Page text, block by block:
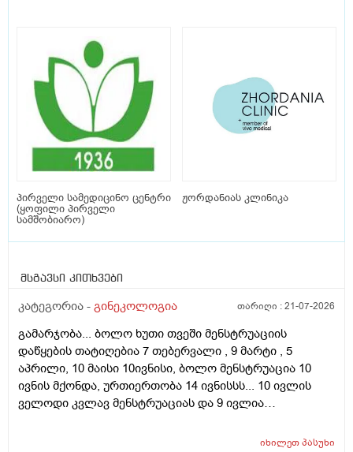
პირველი სამედიცინო ცენტრი
(ყოფილი პირველი
სამშობიარო)
ჟორდანიას კლინიკა
მსგავსი კითხვები
კატეგორია - გინეკოლოგია თარიღი :21-07-2026
გამარჯობა... ბოლო ხუთი თვეში მენსტრუაციის
დაწყების თატიღებია 7 თებერვალი , 9 მარტი , 5
აპრილი, 10 მაისი 10ივნისი, ბოლო მენსტრუაცია 10
ივნის მქონდა, ურთიერთობა 14 ივნისსს... 10 ივლის
ველოდი კვლავ მენსტრუაციას და 9 ივლია
მენსტრუაცია 10 დღეა გადამიცდს,,, ორსულობას არ
იხილეთპასუხი